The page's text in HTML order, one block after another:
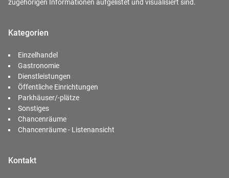
zugehörigen Informationen aufgelistet und visualisiert sind.
Kategorien
Einzelhandel
Gastronomie
Dienstleistungen
Öffentliche Einrichtungen
Parkhäuser/-plätze
Sonstiges
Chancenräume
Chancenräume - Listenansicht
Kontakt